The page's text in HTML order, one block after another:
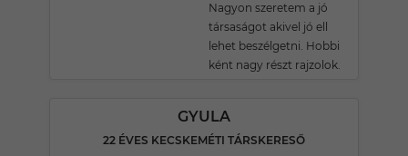
Nagyon szeretem a jó
társaságot akivel jó ell
lehet beszélgetni. Hobbi
ként nagy részt rajzolok.
GYULA
22 ÉVES KECSKEMÉTI TÁRSKERESŐ